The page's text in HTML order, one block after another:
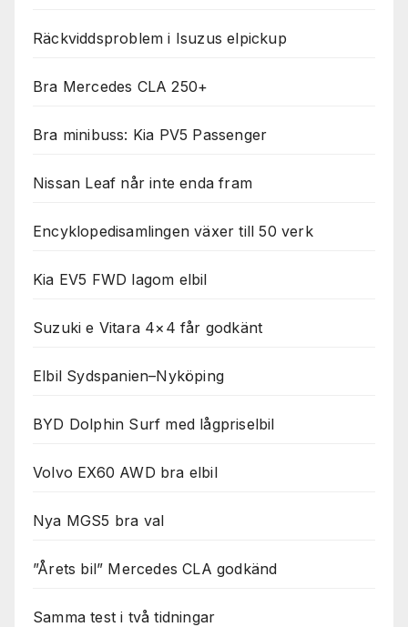
Räckviddsproblem i Isuzus elpickup
Bra Mercedes CLA 250+
Bra minibuss: Kia PV5 Passenger
Nissan Leaf når inte enda fram
Encyklopedisamlingen växer till 50 verk
Kia EV5 FWD lagom elbil
Suzuki e Vitara 4×4 får godkänt
Elbil Sydspanien–Nyköping
BYD Dolphin Surf med lågpriselbil
Volvo EX60 AWD bra elbil
Nya MGS5 bra val
”Årets bil” Mercedes CLA godkänd
Samma test i två tidningar